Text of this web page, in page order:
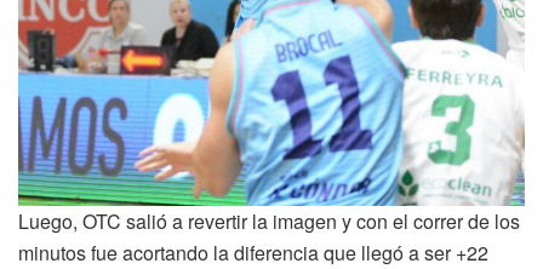
Luego, OTC salió a revertir la imagen y con el correr de los
minutos fue acortando la diferencia que llegó a ser +22